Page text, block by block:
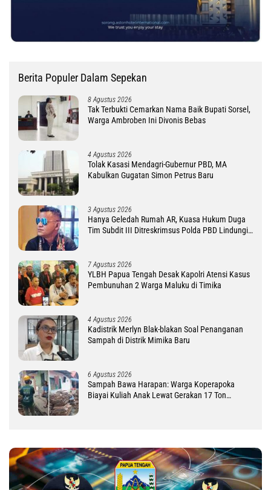
Berita Populer Dalam Sepekan
8 Agustus 2026
Tak Terbukti Cemarkan Nama Baik Bupati Sorsel,
Warga Ambroben Ini Divonis Bebas
4 Agustus 2026
Tolak Kasasi Mendagri-Gubernur PBD, MA
Kabulkan Gugatan Simon Petrus Baru
3 Agustus 2026
Hanya Geledah Rumah AR, Kuasa Hukum Duga
Tim Subdit III Ditreskrimsus Polda PBD Lindungi
7 Agustus 2026
YLBH Papua Tengah Desak Kapolri Atensi Kasus
Pembunuhan 2 Warga Maluku di Timika
4 Agustus 2026
Kadistrik Merlyn Blak-blakan Soal Penanganan
Sampah di Distrik Mimika Baru
6 Agustus 2026
Sampah Bawa Harapan: Warga Koperapoka
Biayai Kuliah Anak Lewat Gerakan 17 Ton